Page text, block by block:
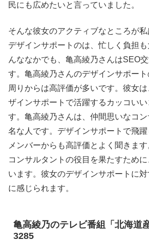
民にも広めたいと言っていました。
そんな彼女のアクティブなところが私
デザインサポートのは、忙しく負担
んななかでも、亀高綾乃さんはSEO
す。亀高綾乃さんのデザインサポー
周りからは高評価が多いです。彼女
ザインサポートで活躍するカッコい
す。亀高綾乃さんは、仲間思いなコ
名な人です。デザインサポートで飛
メンバーからも高評価とよく聞きま
コンサルタントの役目を果たすため
います。彼女のデザインサポートに
に感じられます。
亀高綾乃のテレビ番組「北海道
3285